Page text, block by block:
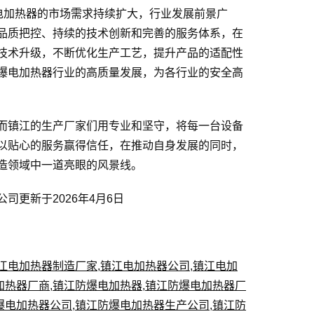
热器的市场需求持续扩大，行业发展前景广
把控、持续的技术创新和完善的服务体系，在
升级，不断优化生产工艺，提升产品的适配性
加热器行业的高质量发展，为各行业的安全高
镇江的生产厂家们用专业和坚守，将每一台设备
心的服务赢得信任，在推动自身发展的同时，
域中一道亮眼的风景线。
司更新于2026年4月6日
电加热器制造厂家,镇江电加热器公司 ,镇江电加
热器厂商,镇江防爆电加热器,镇江防爆电加热器厂
电加热器公司 ,镇江防爆电加热器生产公司 ,镇江防